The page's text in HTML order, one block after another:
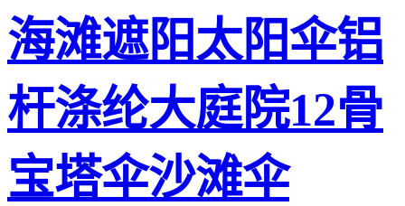
海滩遮阳太阳伞铝
杆涤纶大庭院12骨
宝塔伞沙滩伞